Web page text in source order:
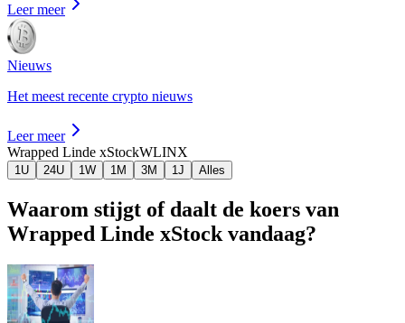
Leer meer
Nieuws
Het meest recente crypto nieuws
Leer meer
Wrapped Linde xStockWLINX
1U 24U 1W 1M 3M 1J Alles
Waarom stijgt of daalt de koers van
Wrapped Linde xStock vandaag?